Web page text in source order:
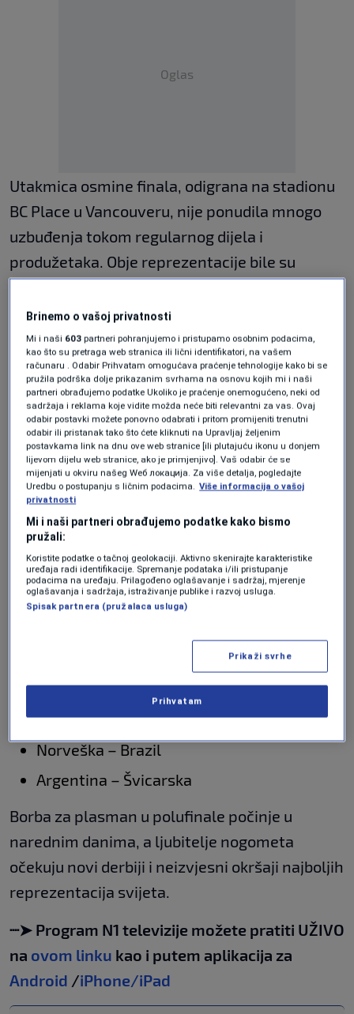
Oglas
Utakmica osmine finala, odigrana na stadionu
BC Place u Vancouveru, nije ponudila mnogo
uzbuđenja tokom regularnog dijela i
produžetaka. Obje reprezentacije bile su
mreže ostale netaknute sve do izvođenja
jedanaesteraca.
U penal-seriji više koncentracije pokazali su
Švicarci, koji su iskoristili svoje prilike i
osigurali mjesto među osam najboljih selekcija
svijeta.
Švicarsku u četvrtfinalu očekuje izuzetno težak
izazov protiv aktuelnog svjetskog prvaka
Argentine, koja je ranije tokom dana nakon
velikog preokreta savladala Egipat rezultatom
3:2.
Francuska – Maroko
Španija – Belgija
Norveška – Brazil
Argentina – Švicarska
Borba za plasman u polufinale počinje u
narednim danima, a ljubitelje nogometa
očekuju novi derbiji i neizvjesni okršaji najboljih
reprezentacija svijeta.
┈➤ Program N1 televizije možete pratiti UŽIVO
na ovom linku kao i putem aplikacija za
Android /iPhone/iPad
Brinemo o vašoj privatnosti
Mi i naši 603 partneri pohranjujemo i pristupamo osobnim podacima,
kao što su pretraga web stranica ili lični identifikatori, na vašem
računaru . Odabir Prihvatam omogućava praćenje tehnologije kako bi se
pružila podrška dolje prikazanim svrhama na osnovu kojih mi i naši
partneri obrađujemo podatke Ukoliko je praćenje onemogućeno, neki od
sadržaja i reklama koje vidite možda neće biti relevantni za vas. Ovaj
odabir postavki možete ponovno odabrati i pritom promijeniti trenutni
odabir ili pristanak tako što ćete kliknuti na Upravljaj željenim
postavkama link na dnu ove web stranice [ili plutajuću ikonu u donjem
lijevom dijelu web stranice, ako je primjenjivo]. Vaš odabir će se
mijenjati u okviru našeg Wеб локација. Za više detalja, pogledajte
Uredbu o postupanju s ličnim podacima. Više informacija o vašoj
privatnosti
Mi i naši partneri obrađujemo podatke kako bismo
pružali:
Koristite podatke o tačnoj geolokaciji. Aktivno skenirajte karakteristike
uređaja radi identifikacije. Spremanje podataka i/ili pristupanje
podacima na uređaju. Prilagođeno oglašavanje i sadržaj, mjerenje
oglašavanja i sadržaja, istraživanje publike i razvoj usluga.
Spisak partnera (pružalaca usluga)
Prikaži svrhe
Prihvatam